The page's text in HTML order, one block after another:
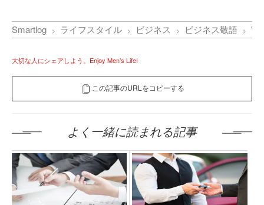
Smartlog ライフスタイル ビジネス ビジネス敬語 "
大切な人にシェアしよう。Enjoy Men’s Life!
この記事のURLをコピーする
よく一緒に読まれる記事